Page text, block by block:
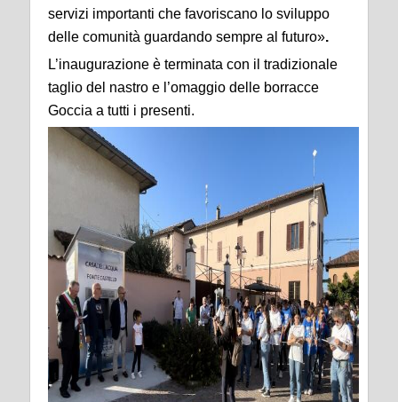
servizi importanti che favoriscano lo sviluppo
delle comunità guardando sempre al futuro».
L’inaugurazione è terminata con il tradizionale
taglio del nastro e l’omaggio delle borracce
Goccia a tutti i presenti.